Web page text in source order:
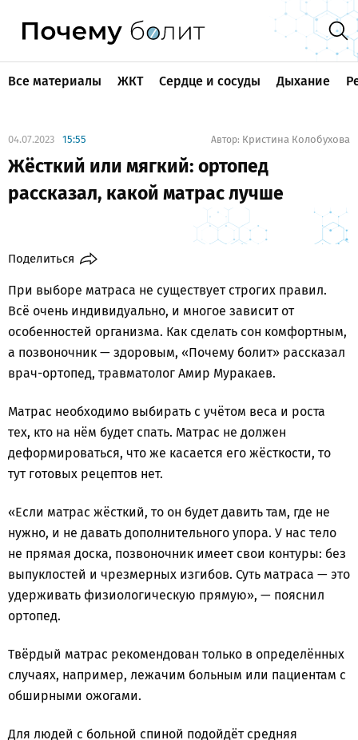
Все материалы ЖКТ Сердце и сосуды Дыхание
04.07.2023 15:55 Автор: Кристина Колобухова
Жёсткий или мягкий: ортопед
рассказал, какой матрас лучше
Поделиться
При выборе матраса не существует строгих правил.
Всё очень индивидуально, и многое зависит от
особенностей организма. Как сделать сон комфортным,
а позвоночник — здоровым, «Почему болит» рассказал
врач-ортопед, травматолог Амир Муракаев.
Матрас необходимо выбирать с учётом веса и роста
тех, кто на нём будет спать. Матрас не должен
деформироваться, что же касается его жёсткости, то
тут готовых рецептов нет.
«Если матрас жёсткий, то он будет давить там, где не
нужно, и не давать дополнительного упора. У нас тело
не прямая доска, позвоночник имеет свои контуры: без
выпуклостей и чрезмерных изгибов. Суть матраса — это
удерживать физиологическую прямую», — пояснил
ортопед.
Твёрдый матрас рекомендован только в определённых
случаях, например, лежачим больным или пациентам с
обширными ожогами.
Для людей с больной спиной подойдёт средняя